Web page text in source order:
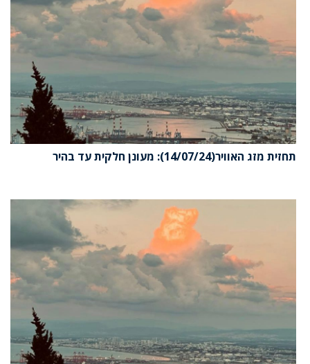
מזג האוויר(14/07/24): מעונן חלקית עד בהיר